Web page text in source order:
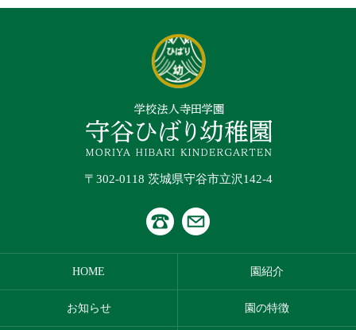
〒302-0118 茨城県守谷市立沢142-4
HOME 園紹介
お知らせ 園の特徴